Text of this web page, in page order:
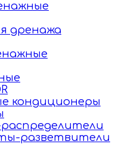
дренажа
кондиционеры
разветвители